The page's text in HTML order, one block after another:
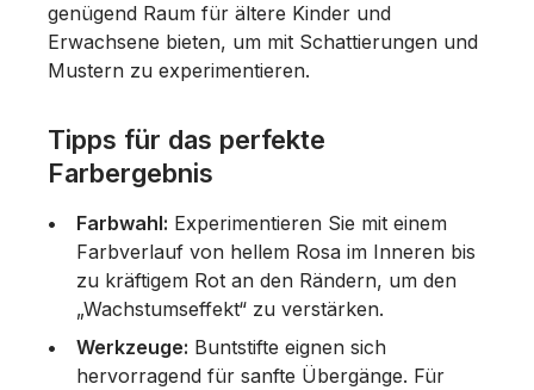
genügend Raum für ältere Kinder und
Erwachsene bieten, um mit Schattierungen und
Mustern zu experimentieren.
Tipps für das perfekte
Farbergebnis
Farbwahl: Experimentieren Sie mit einem
Farbverlauf von hellem Rosa im Inneren bis
zu kräftigem Rot an den Rändern, um den
„Wachstumseffekt“ zu verstärken.
Werkzeuge: Buntstifte eignen sich
hervorragend für sanfte Übergänge. Für